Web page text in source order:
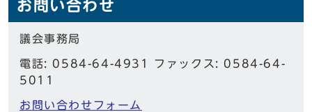
お問い合わせ
議会事務局
電話: 0584-64-4931 ファックス: 0584-64-
5011
お問い合わせフォーム